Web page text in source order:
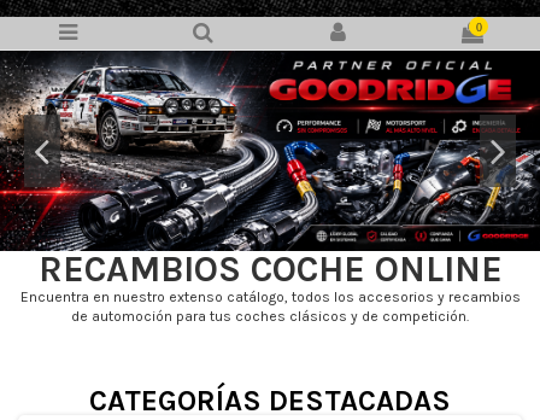
0
RECAMBIOS COCHE ONLINE
Encuentra en nuestro extenso catálogo, todos los accesorios y recambios
de automoción para tus coches clásicos y de competición.
CATEGORÍAS DESTACADAS